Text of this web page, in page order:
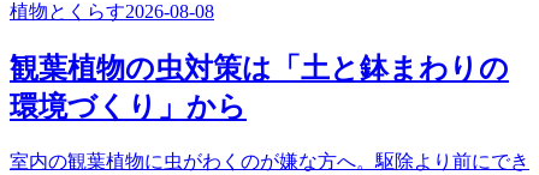
植物とくらす2026-08-08
観葉植物の虫対策は「土と鉢まわりの
環境づくり」から
室内の観葉植物に虫がわくのが嫌な方へ。駆除より前にでき